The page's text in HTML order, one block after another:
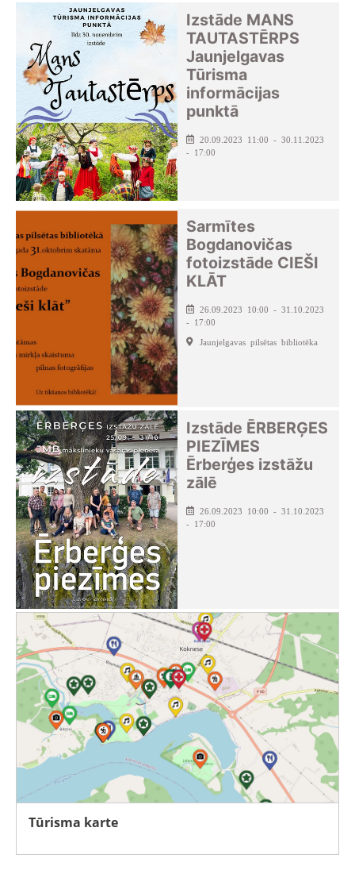
Izstāde MANS
TAUTASTĒRPS
Jaunjelgavas
Tūrisma
informācijas
punktā
20.09.2023 11:00 - 30.11.2023
- 17:00
Sarmītes
Bogdanovičas
fotoizstāde CIEŠI
KLĀT
26.09.2023 10:00 - 31.10.2023
- 17:00
Jaunjelgavas pilsētas bibliotēka
Izstāde ĒRBERĢES
PIEZĪMES
Ērberģes izstāžu
zālē
26.09.2023 10:00 - 31.10.2023
- 17:00
Tūrisma karte